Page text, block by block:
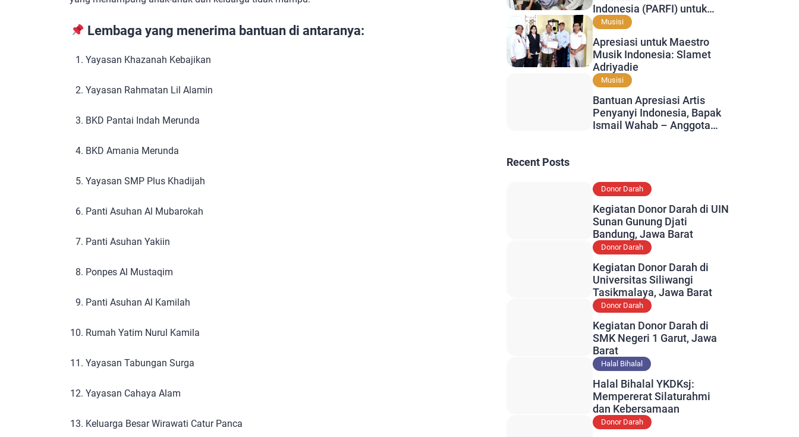
Lembaga yang menerima bantuan di antaranya:
Yayasan Khazanah Kebajikan
Yayasan Rahmatan Lil Alamin
BKD Pantai Indah Merunda
BKD Amania Merunda
Yayasan SMP Plus Khadijah
Panti Asuhan Al Mubarokah
Panti Asuhan Yakiin
Ponpes Al Mustaqim
Panti Asuhan Al Kamilah
Rumah Yatim Nurul Kamila
Yayasan Tabungan Surga
Yayasan Cahaya Alam
Keluarga Besar Wirawati Catur Panca
Indonesia (PARFI) untuk
Bapak Fahmi Bo
Musisi
Apresiasi untuk Maestro
Musik Indonesia: Slamet
Adriyadie
Musisi
Bantuan Apresiasi Artis
Penyanyi Indonesia, Bapak
Ismail Wahab – Anggota
Recent Posts
Donor Darah
Kegiatan Donor Darah di UIN
Sunan Gunung Djati
Bandung, Jawa Barat
Donor Darah
Kegiatan Donor Darah di
Universitas Siliwangi
Tasikmalaya, Jawa Barat
Donor Darah
Kegiatan Donor Darah di
SMK Negeri 1 Garut, Jawa
Barat
Halal Bihalal
Halal Bihalal YKDKsj:
Mempererat Silaturahmi
dan Kebersamaan
Donor Darah